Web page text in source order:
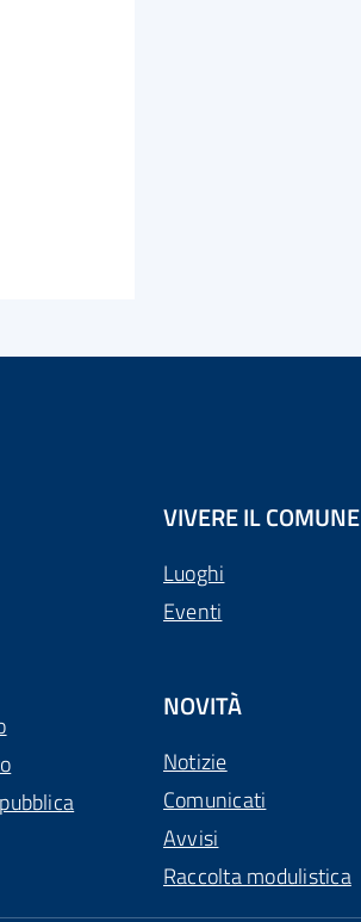
VIVERE IL COMUNE
Luoghi
Eventi
NOVITÀ
Notizie
Comunicati
Avvisi
Raccolta modulistica